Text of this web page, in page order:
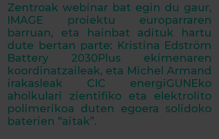
Zentroak webinar bat egin du gaur,
IMAGE proiektu europarraren
barruan, eta hainbat adituk hartu
dute bertan parte: Kristina Edström
Battery 2030Plus ekimenaren
koordinatzaileak, eta Michel Armand
irakasleak CIC energiGUNEko
aholkulari zientifiko eta elektrolito
polimerikoa duten egoera solidoko
baterien “aitak”.